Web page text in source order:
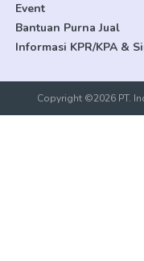
Event
Bantuan Purna Jual
Informasi KPR/KPA &
Copyright ©2026 PT.